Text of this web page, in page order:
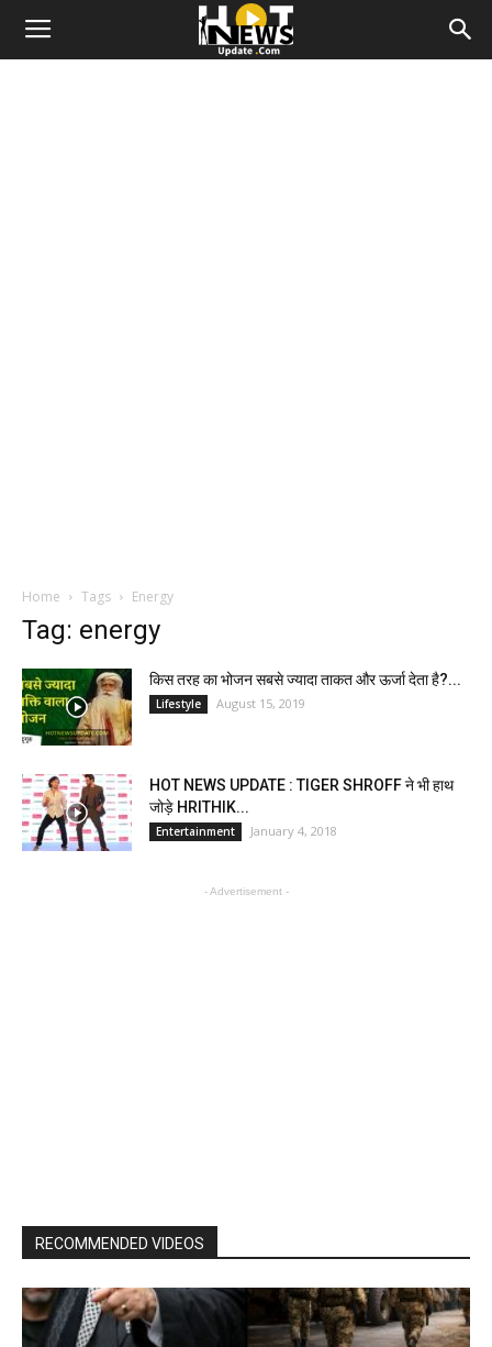
Home Tags Energy
Tag: energy
किस तरह का भोजन सबसे ज्यादा ताकत और ऊर्जा देता है?...
Lifestyle August 15, 2019
HOT NEWS UPDATE : TIGER SHROFF ने भी हाथ
जोड़े HRITHIK...
Entertainment January 4, 2018
- Advertisement -
RECOMMENDED VIDEOS